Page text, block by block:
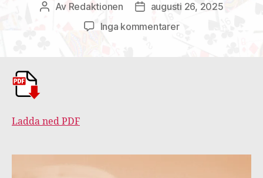
Inläggsförfattare
Av Redaktionen Inläggsdatum
augusti 26, 2025
Inga kommentarertill
Ladda ned PDF